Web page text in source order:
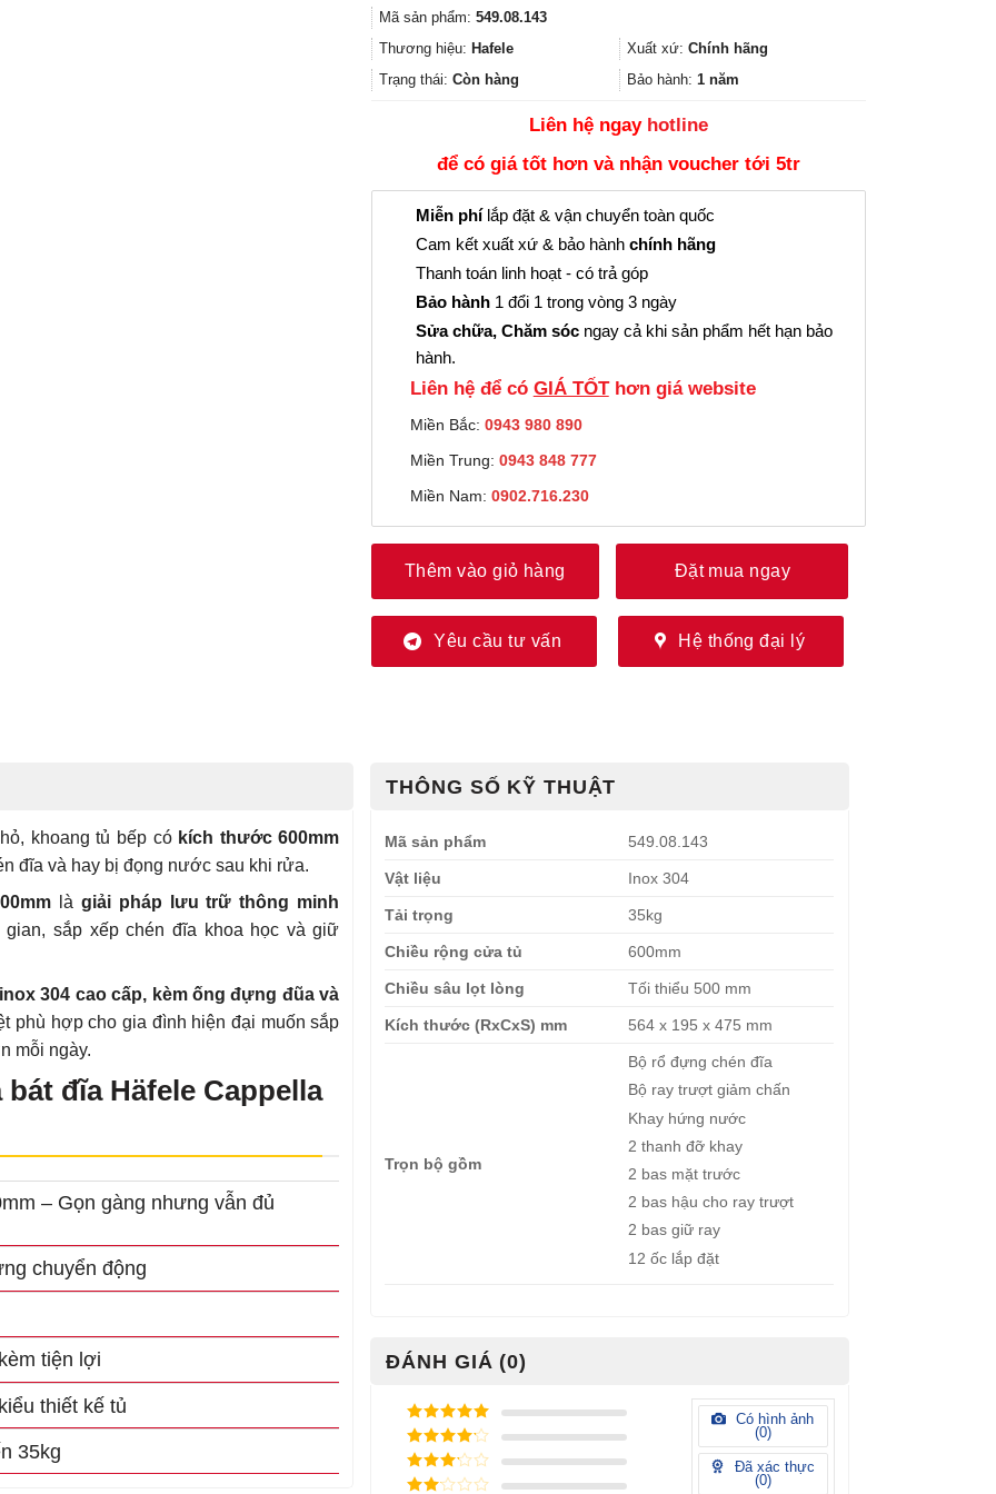
3.391.000₫.là:
2.543.000₫.
Mã sản phẩm: 549.08.143
Thương hiệu: Hafele Xuất xứ: Chính hãng
Trạng thái: Còn hàng Bảo hành: 1 năm
Liên hệ ngay hotline
để có giá tốt hơn và nhận voucher tới 5tr
Miễn phílắp đặt & vận chuyển toàn quốc
Cam kết xuất xứ & bảo hành chính hãng
Thanh toán linh hoạt - có trả góp
Bảo hành 1 đổi 1 trong vòng 3 ngày
Sửa chữa, Chăm sóc ngay cả khi sản phẩm hết hạn bảo
hành.
Liên hệ để có GIÁ TỐThơn giá website
Miền Bắc: 0943 980 890
Miền Trung: 0943 848 777
Miền Nam: 0902.716.230
Thêm vào giỏ hàng Đặt mua ngay
Yêu cầu tư vấn Hệ thống đại lý
khoang tủ bếp có kích thước 600mm
đĩa và hay bị đọng nước sau khi rửa.
là giải pháp lưu trữ thông minh
sắp xếp chén đĩa khoa học và giữ
304 cao cấp, kèm ống đựng đũa và
phù hợp cho gia đình hiện đại muốn sắp
mỗi ngày.
đĩa Häfele Cappella
– Gọn gàng nhưng vẫn đủ
chuyển động
tiện lợi
thiết kế tủ
35kg
THÔNG SỐ KỸ THUẬT
Mã sản phẩm 549.08.143
Vật liệu Inox 304
Tải trọng 35kg
Chiều rộng cửa tủ 600mm
Chiều sâu lọt lòng Tối thiểu 500 mm
Kích thước (RxCxS) mm 564 x 195 x 475 mm
Trọn bộ gồm
Bộ rổ đựng chén đĩa
Bộ ray trượt giảm chấn
Khay hứng nước
2 thanh đỡ khay
2 bas mặt trước
2 bas hậu cho ray trượt
2 bas giữ ray
12 ốc lắp đặt
ĐÁNH GIÁ (0)
Được xếp
hạng
5
5
sao
Được xếp
hạng
4
5
sao
Được
Có hình ảnh
(0)
Đã xác thực
(0)